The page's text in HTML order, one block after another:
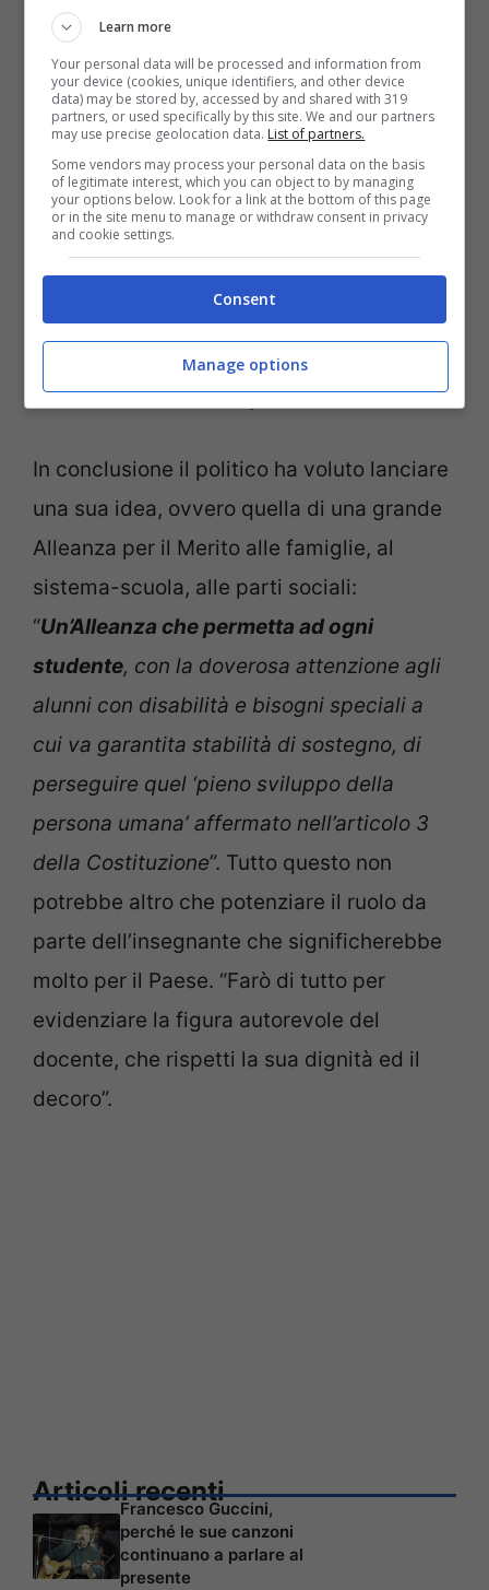
Cosa serve per migliorare quindi? “
personalizzazione dei piani di studio.
Anche i docenti devono sostenere chi è in
difficoltà e alimentando le capacità dei più
bravi. Bisogna garantire alle famiglie e agli
studenti le informazioni per effettuare
scelte consapevoli dalla scuola media.
Bisogna rinforzare l’istruzione tecnico-
professionale che va costruita in filiera con
l’Istruzione Tecnica Superiore”.
In conclusione il politico ha voluto lanciare
una sua idea, ovvero quella di una grande
Alleanza per il Merito alle famiglie, al
sistema-scuola, alle parti sociali:
“Un’Alleanza che permetta ad ogni
studente, con la doverosa attenzione agli
alunni con disabilità e bisogni speciali a
cui va garantita stabilità di sostegno, di
perseguire quel ‘pieno sviluppo della
persona umana’ affermato nell’articolo 3
della Costituzione”. Tutto questo non
potrebbe altro che potenziare il ruolo da
parte dell’insegnante che significherebbe
molto per il Paese. “Farò di tutto per
evidenziare la figura autorevole del
docente, che rispetti la sua dignità ed il
decoro”.
Articoli recenti
Francesco Guccini,
perché le sue canzoni
continuano a parlare al
presente
Learn more
Your personal data will be processed and information from
your device (cookies, unique identifiers, and other device
data) may be stored by, accessed by and shared with 319
partners, or used specifically by this site. We and our partners
may use precise geolocation data. List of partners.
Some vendors may process your personal data on the basis
of legitimate interest, which you can object to by managing
your options below. Look for a link at the bottom of this page
or in the site menu to manage or withdraw consent in privacy
and cookie settings.
Consent
Manage options